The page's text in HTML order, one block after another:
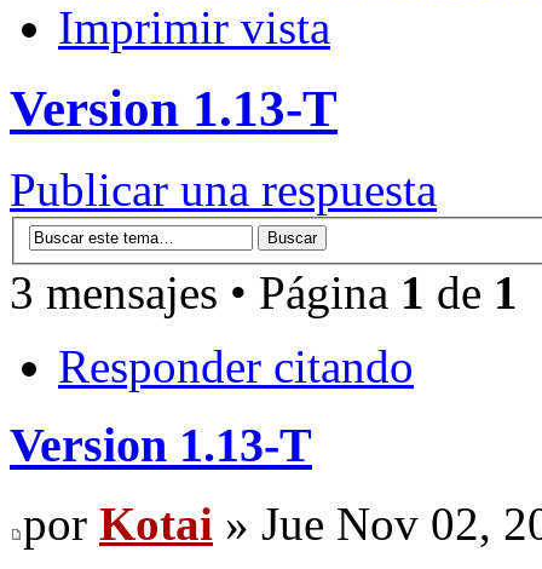
Imprimir vista
Version 1.13-T
Publicar una respuesta
3 mensajes • Página 1 de 1
Responder citando
Version 1.13-T
por Kotai » Jue Nov 02,